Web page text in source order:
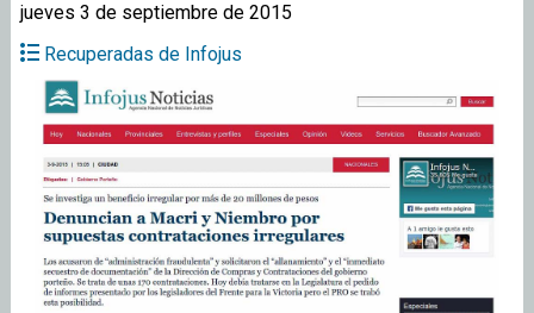
jueves 3 de septiembre de 2015
Recuperadas de Infojus